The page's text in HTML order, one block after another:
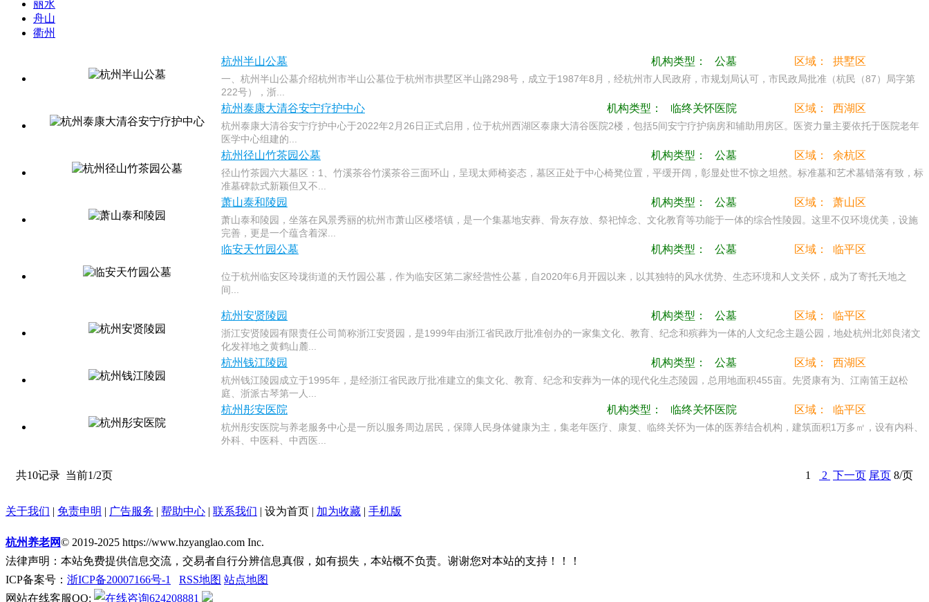
丽水
舟山
衢州
杭州半山公墓 机构类型： 公墓 区域： 拱墅区
一、杭州半山公墓介绍杭州市半山公墓位于杭州市拱墅区半山路298号，成立于1987年8月，经杭州市人民政府，市规划局认可，市民政局批准（杭民（87）局字第
222号），浙...
杭州泰康大清谷安宁疗护中心 机构类型： 临终关怀医院 区域： 西湖区
杭州泰康大清谷安宁疗护中心于2022年2月26日正式启用，位于杭州西湖区泰康大清谷医院2楼，包括5间安宁疗护病房和辅助用房区。医资力量主要依托于医院老年
医学中心组建的...
杭州径山竹茶园公墓 机构类型： 公墓 区域： 余杭区
径山竹茶园六大墓区：1、竹溪茶谷竹溪茶谷三面环山，呈现太师椅姿态，墓区正处于中心椅凳位置，平缓开阔，彰显处世不惊之坦然。标准墓和艺术墓错落有致，标
准墓碑款式新颖但又不...
萧山泰和陵园 机构类型： 公墓 区域： 萧山区
萧山泰和陵园，坐落在风景秀丽的杭州市萧山区楼塔镇，是一个集墓地安葬、骨灰存放、祭祀悼念、文化教育等功能于一体的综合性陵园。这里不仅环境优美，设施
完善，更是一个蕴含着深...
临安天竹园公墓 机构类型： 公墓 区域： 临平区
位于杭州临安区玲珑街道的天竹园公墓，作为临安区第二家经营性公墓，自2020年6月开园以来，以其独特的风水优势、生态环境和人文关怀，成为了寄托天地之
间...
杭州安贤陵园 机构类型： 公墓 区域： 临平区
浙江安贤陵园有限责任公司简称浙江安贤园，是1999年由浙江省民政厅批准创办的一家集文化、教育、纪念和殡葬为一体的人文纪念主题公园，地处杭州北郊良渚文
化发祥地之黄鹤山麓...
杭州钱江陵园 机构类型： 公墓 区域： 西湖区
杭州钱江陵园成立于1995年，是经浙江省民政厅批准建立的集文化、教育、纪念和安葬为一体的现代化生态陵园，总用地面积455亩。先贤康有为、江南笛王赵松
庭、浙派古琴第一人...
杭州彤安医院 机构类型： 临终关怀医院 区域： 临平区
杭州彤安医院与养老服务中心是一所以服务周边居民，保障人民身体健康为主，集老年医疗、康复、临终关怀为一体的医养结合机构，建筑面积1万多㎡，设有内科、
外科、中医科、中西医...
共10记录 当前1/2页 1 2 下一页 尾页 8/页
关于我们 | 免责申明 | 广告服务 | 帮助中心 | 联系我们 | 设为首页 | 加为收藏 | 手机版
杭州养老网© 2019-2025 https://www.hzyanglao.com Inc.
法律声明：本站免费提供信息交流，交易者自行分辨信息真假，如有损失，本站概不负责。谢谢您对本站的支持！！！
ICP备案号： 浙ICP备20007166号-1 RSS地图 站点地图
网站在线客服QQ:
624208881